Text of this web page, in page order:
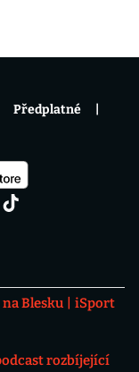
Blesku
iSport
rozbíjející
Předplatné